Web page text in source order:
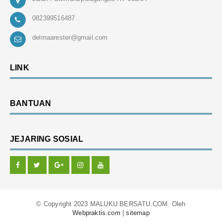
082399516487
delmaarester@gmail.com
LINK
BANTUAN
JEJARING SOSIAL
© Copyright 2023 MALUKU BERSATU.COM. Oleh
Webpraktis.com |sitemap